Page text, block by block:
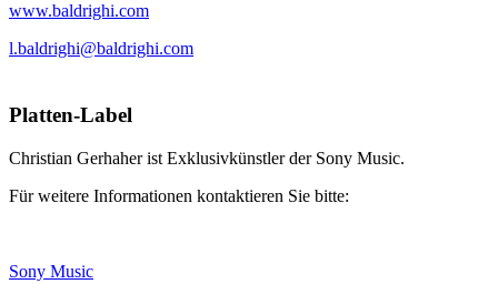
www.baldrighi.com
l.baldrighi@baldrighi.com
Platten-Label
Christian Gerhaher ist Exklusivkünstler der Sony Music.
Für weitere Informationen kontaktieren Sie bitte:
Sony Music